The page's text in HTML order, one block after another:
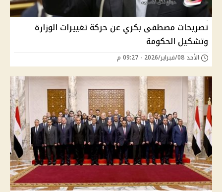
تصريحات مصطفى بكري عن حركة تغييرات الوزارة
وتشكيل الحكومة
الأحد 08/فبراير/2026 - 09:27 م